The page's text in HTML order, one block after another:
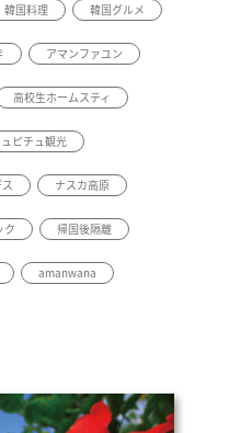
韓国料理 韓国グルメ
アマンファユン
高校生ホームスティ
ピチュ観光
ナスカ高原
ク 帰国後隔離
amanwana